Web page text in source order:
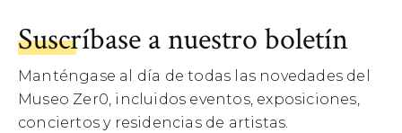
Suscríbase a nuestro boletín
Manténgase al día de todas las novedades del
Museo Zer0, incluidos eventos, exposiciones,
conciertos y residencias de artistas.